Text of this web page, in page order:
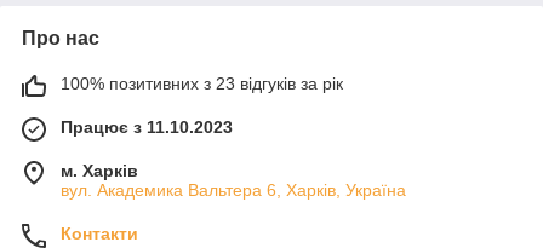
Про нас
100% позитивних з 23 відгуків за рік
Працює з 11.10.2023
м. Харків
вул. Академика Вальтера 6, Харків, Україна
Контакти